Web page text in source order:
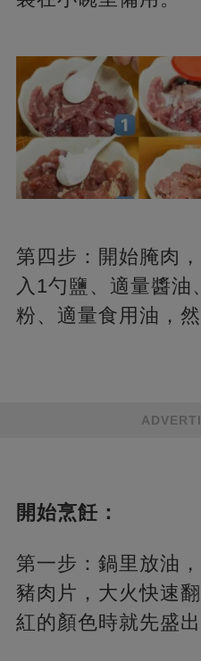
第四步：開始腌肉
入1勺鹽、適量醬油
粉、適量食用油，
開始烹飪：
第一步：鍋里放油
豬肉片，大火快速
紅的顏色時就先盛出